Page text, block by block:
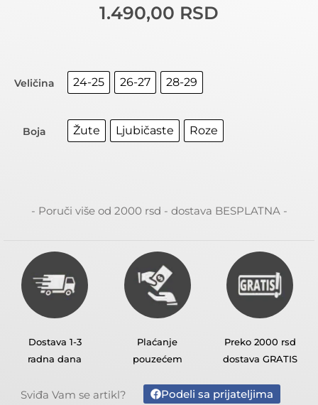
1.490,00 RSD
Veličina 24-25 26-27 28-29
Boja Žute Ljubičaste Roze
- Poruči više od 2000 rsd - dostava BESPLATNA -
Dostava 1-3
radna dana
Plaćanje
pouzećem
Preko 2000 rsd
dostava GRATIS
Sviđa Vam se artikl? Podeli sa prijateljima